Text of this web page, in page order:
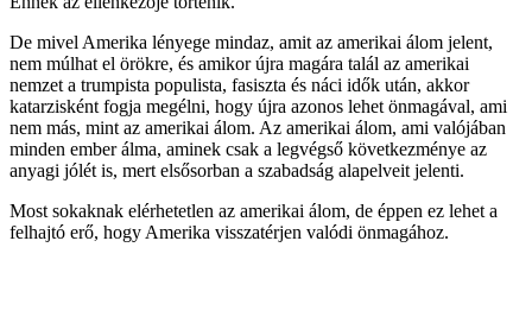
De mivel Amerika lényege mindaz, amit az amerikai álom jelent,
nem múlhat el örökre, és amikor újra magára talál az amerikai
nemzet a trumpista populista, fasiszta és náci idők után, akkor
katarzisként fogja megélni, hogy újra azonos lehet önmagával, ami
nem más, mint az amerikai álom. Az amerikai álom, ami valójában
minden ember álma, aminek csak a legvégső következménye az
anyagi jólét is, mert elsősorban a szabadság alapelveit jelenti.
Most sokaknak elérhetetlen az amerikai álom, de éppen ez lehet a
felhajtó erő, hogy Amerika visszatérjen valódi önmagához.